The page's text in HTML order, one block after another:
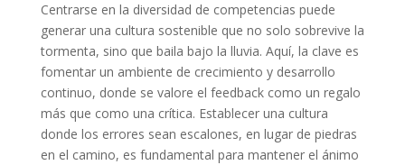
Centrarse en la diversidad de competencias puede
generar una cultura sostenible que no solo sobrevive la
tormenta, sino que baila bajo la lluvia. Aquí, la clave es
fomentar un ambiente de crecimiento y desarrollo
continuo, donde se valore el feedback como un regalo
más que como una crítica. Establecer una cultura
donde los errores sean escalones, en lugar de piedras
en el camino, es fundamental para mantener el ánimo